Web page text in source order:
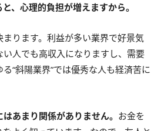
、心理的負担が増えますから。
ります。利益が多い業界で好景気
人でも高収入になりますし、需要
“斜陽業界”では優秀な人も経済苦に
あまり関係がありません。 お金を